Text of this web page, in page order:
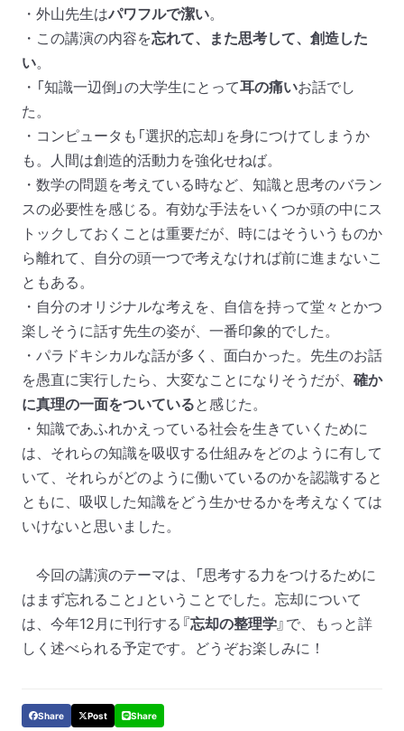
・外山先生はパワフルで潔い。
・この講演の内容を忘れて、また思考して、創造した
い。
・「知識一辺倒」の大学生にとって耳の痛いお話でし
た。
・コンピュータも「選択的忘却」を身につけてしまうか
も。人間は創造的活動力を強化せねば。
・数学の問題を考えている時など、知識と思考のバラン
スの必要性を感じる。有効な手法をいくつか頭の中にス
トックしておくことは重要だが、時にはそういうものか
ら離れて、自分の頭一つで考えなければ前に進まないこ
ともある。
・自分のオリジナルな考えを、自信を持って堂々とかつ
楽しそうに話す先生の姿が、一番印象的でした。
・パラドキシカルな話が多く、面白かった。先生のお話
を愚直に実行したら、大変なことになりそうだが、 確か
に真理の一面をついていると感じた。
・知識であふれかえっている社会を生きていくために
は、それらの知識を吸収する仕組みをどのように有して
いて、それらがどのように働いているのかを認識すると
ともに、吸収した知識をどう生かせるかを考えなくては
いけないと思いました。
今回の講演のテーマは、「思考する力をつけるために
はまず忘れること」ということでした。忘却について
は、今年12月に刊行する『忘却の整理学』で、もっと詳
しく述べられる予定です。どうぞお楽しみに！
Share Post Share